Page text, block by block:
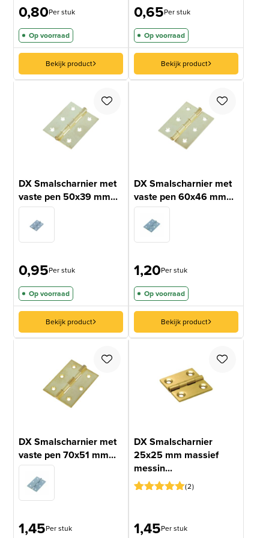
0,80Per stuk
Op voorraad
Bekijk product
0,65Per stuk
Op voorraad
Bekijk product
DX Smalscharnier met
vaste pen 50x39 mm...
0,95Per stuk
Op voorraad
Bekijk product
DX Smalscharnier met
vaste pen 60x46 mm...
1,20Per stuk
Op voorraad
Bekijk product
DX Smalscharnier met
vaste pen 70x51 mm...
1,45Per stuk
DX Smalscharnier
25x25 mm massief
messin...
op
2
1,45Per stuk